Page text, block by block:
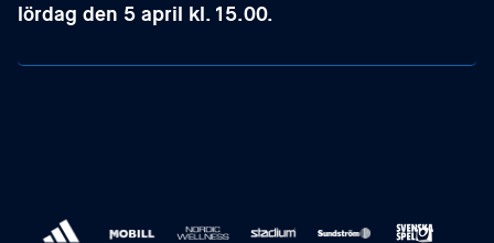
lördag den 5 april kl. 15.00.